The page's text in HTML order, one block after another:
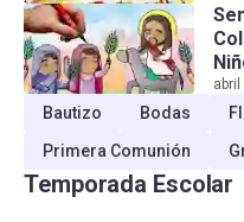
abril
Bautizo Bodas
Primera Comunión
Temporada Escolar